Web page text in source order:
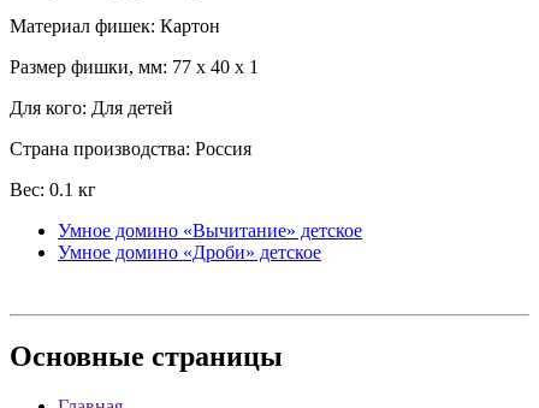
Материал фишек: Картон
Размер фишки, мм: 77 x 40 x 1
Для кого: Для детей
Страна производства: Россия
Вес: 0.1 кг
Умное домино «Вычитание» детское
Умное домино «Дроби» детское
Основные страницы